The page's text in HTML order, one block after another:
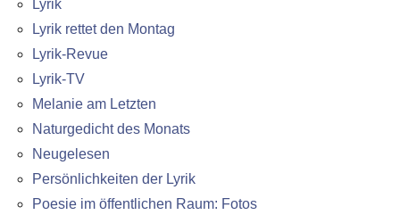
Lyrik
Lyrik rettet den Montag
Lyrik-Revue
Lyrik-TV
Melanie am Letzten
Naturgedicht des Monats
Neugelesen
Persönlichkeiten der Lyrik
Poesie im öffentlichen Raum: Fotos